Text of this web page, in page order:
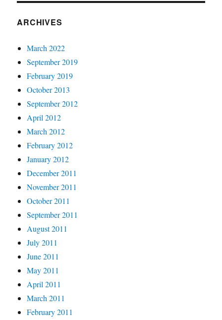
ARCHIVES
March 2022
September 2019
February 2019
October 2013
September 2012
April 2012
March 2012
February 2012
January 2012
December 2011
November 2011
October 2011
September 2011
August 2011
July 2011
June 2011
May 2011
April 2011
March 2011
February 2011